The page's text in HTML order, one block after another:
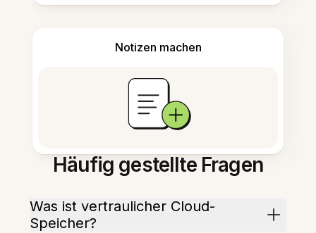
Notizen machen
Häufig gestellte Fragen
Was ist vertraulicher Cloud-
Speicher?